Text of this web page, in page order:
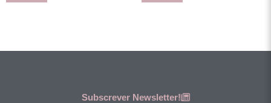
Subscrever Newsletter!